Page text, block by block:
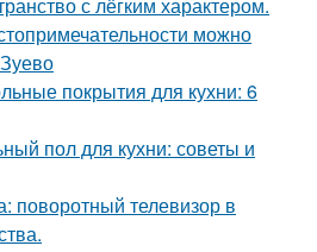
можно
покрытия для кухни: 6
пол для кухни: советы и
поворотный телевизор в